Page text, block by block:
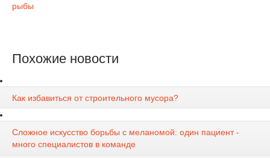
Похожие новости
Как избавиться от строительного мусора?
Сложное искусство борьбы с меланомой: один пациент -
много специалистов в команде